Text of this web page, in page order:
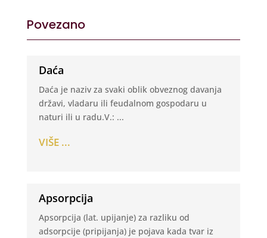
Povezano
Daća
Daća je naziv za svaki oblik obveznog davanja
državi, vladaru ili feudalnom gospodaru u
naturi ili u radu.V.: ...
VIŠE ...
Apsorpcija
Apsorpcija (lat. upijanje) za razliku od
adsorpcije (pripijanja) je pojava kada tvar iz